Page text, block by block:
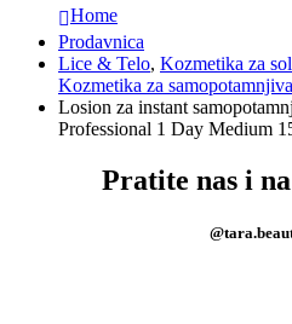
Home
Prodavnica
Lice & Telo, Kozmetika za
Kozmetika za
Losion za instant
Professional 1 Day Medium
Pratite nas i